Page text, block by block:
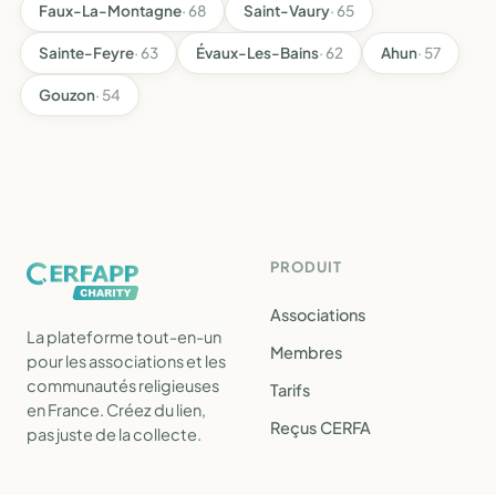
Faux-La-Montagne· 68 Saint-Vaury· 65
Sainte-Feyre· 63 Évaux-Les-Bains· 62 Ahun· 57
Gouzon· 54
La plateforme tout-en-un
pour les associations et les
communautés religieuses
en France. Créez du lien,
pas juste de la collecte.
PRODUIT
Associations
Membres
Tarifs
Reçus CERFA